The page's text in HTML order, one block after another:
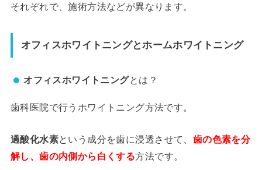
それぞれで、施術方法などが異なります。
オフィスホワイトニングとホームホワイトニング
オフィスホワイトニングとは？
歯科医院で行うホワイトニング方法です。
過酸化水素という成分を歯に浸透させて、 歯の色素を分
解し、歯の内側から白くする方法です。